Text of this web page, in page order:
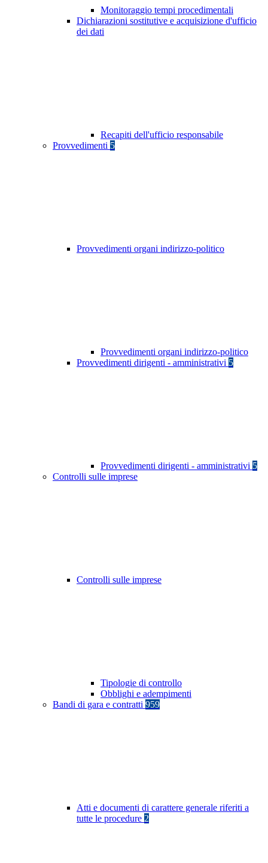
Monitoraggio tempi procedimentali
Dichiarazioni sostitutive e acquisizione d'ufficio
dei dati
Recapiti dell'ufficio responsabile
Provvedimenti 5
Provvedimenti organi indirizzo-politico
Provvedimenti organi indirizzo-politico
Provvedimenti dirigenti - amministrativi 5
Provvedimenti dirigenti - amministrativi 5
Controlli sulle imprese
Controlli sulle imprese
Tipologie di controllo
Obblighi e adempimenti
Bandi di gara e contratti 959
Atti e documenti di carattere generale riferiti a
tutte le procedure 2